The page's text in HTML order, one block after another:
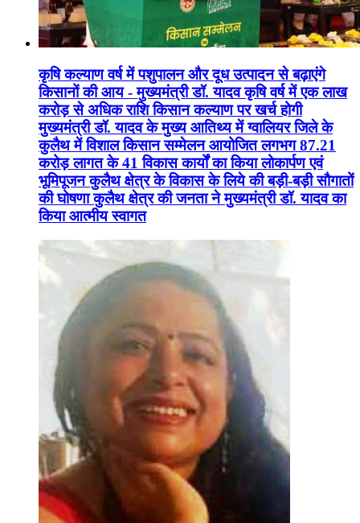
कृषि कल्याण वर्ष में पशुपालन और दूध उत्पादन से बढ़ाएंगे
किसानों की आय - मुख्यमंत्री डॉ. यादव कृषि वर्ष में एक लाख
करोड़ से अधिक राशि किसान कल्याण पर खर्च होगी
मुख्यमंत्री डॉ. यादव के मुख्य आतिथ्य में ग्वालियर जिले के
कुलैथ में विशाल किसान सम्मेलन आयोजित लगभग 87.21
करोड़ लागत के 41 विकास कार्यों का किया लोकार्पण एवं
भूमिपूजन कुलैथ क्षेत्र के विकास के लिये की बड़ी-बड़ी सौगातों
की घोषणा कुलैथ क्षेत्र की जनता ने मुख्यमंत्री डॉ. यादव का
किया आत्मीय स्वागत